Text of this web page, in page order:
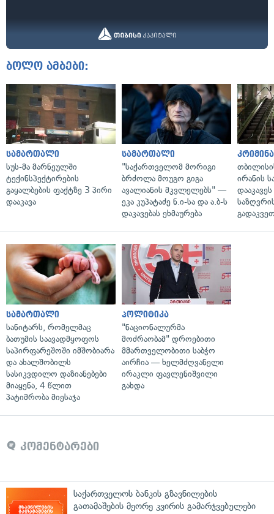
ბოლო ამბები:
სამართალი
სუს-მა მარნეულში
ტექინსპექტირების
გაყალბების ფაქტზე 3 პირი
დააკავა
სამართალი
"საქართველომ მორიგი
ბრძოლა მოუგო გიგა
ავალიანის მკვლელებს" —
ეკა კუპატაძე ნ.ი-სა და ა.ბ-ს
დაკავებას ეხმაურება
ირანის
სამართალი
სანიტარს, რომელმაც
ბათუმის საავადმყოფოს
საპირფარეშოში იმშობიარა
და ახალშობილს
სასიკვდილო დაზიანებები
მიაყენა, 4 წლით
პატიმრობა მიესაჯა
პოლიტიკა
"ნაციონალურმა
მოძრაობამ" დროებითი
მმართველობითი საბჭო
აირჩია — ხელმძღვანელი
ირაკლი ფავლენიშვილი
გახდა
კომენტარები
საქართველოს ბანკის გზავნილების
გათამაშების მეორე კვირის გამარჯვებულები